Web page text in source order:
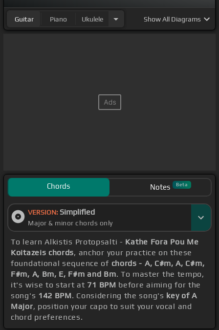
Guitar Piano Ukulele ShowAll Diagrams
Chords Notes Beta
VERSION: Simplified
Major & minor chords only
To learn Alkistis Protopsalti - Kathe Fora Pou Me
Koitazeis chords, anchor your practice on these
foundational sequence of chords - A, C#m, A, C#m,
F#m, A, Bm, E, F#m and Bm. To master the tempo,
it's wise to start at 71 BPM before aiming for the
song's 142 BPM. Considering the song's key of A
Major, position your capo to suit your vocal and
chord preferences.